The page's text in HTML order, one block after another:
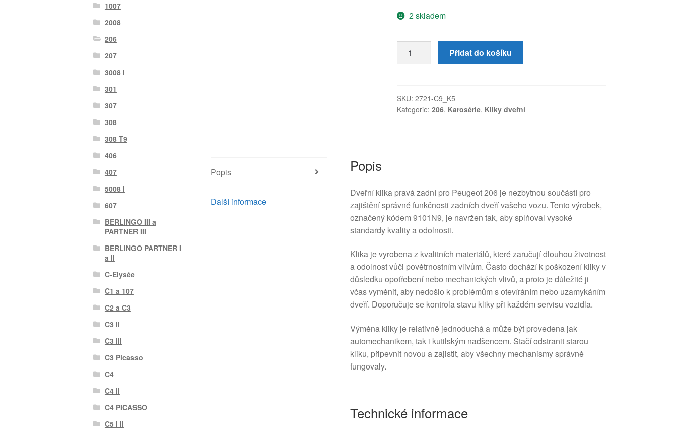
2 skladem
klika
Peugeot
206
Přidat do košíku
SKU: 2721-C9_K5
Kategorie: 206, Karosérie, Kliky dveřní
Popis
Další informace
Popis
Dveřní klika pravá zadní pro Peugeot 206 je nezbytnou součástí pro
zajištění správné funkčnosti zadních dveří vašeho vozu. Tento výrobek,
označený kódem 9101N9, je navržen tak, aby splňoval vysoké
standardy kvality a odolnosti.
Klika je vyrobena z kvalitních materiálů, které zaručují dlouhou životnost
a odolnost vůči povětrnostním vlivům. Často dochází k poškození kliky v
důsledku opotřebení nebo mechanických vlivů, a proto je důležité ji
včas vyměnit, aby nedošlo k problémům s otevíráním nebo uzamykáním
dveří. Doporučuje se kontrola stavu kliky při každém servisu vozidla.
Výměna kliky je relativně jednoduchá a může být provedena jak
automechanikem, tak i kutilským nadšencem. Stačí odstranit starou
kliku, připevnit novou a zajistit, aby všechny mechanismy správně
fungovaly.
Technické informace
1007
2008
206
207
3008 I
301
307
308
308 T9
406
407
5008 I
607
BERLINGO III a
PARTNER III
BERLINGO PARTNER I
a II
C-Elysée
C1 a 107
C2 a C3
C3 II
C3 III
C3 Picasso
C4
C4 II
C4 PICASSO
C5 I II